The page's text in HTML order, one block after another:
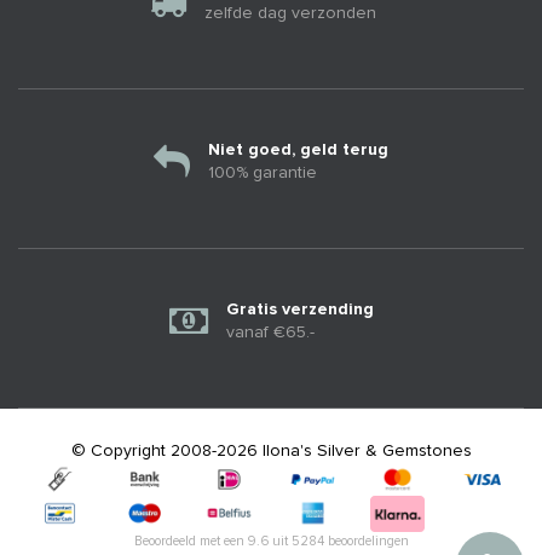
zelfde dag verzonden
Niet goed, geld terug
100% garantie
Gratis verzending
vanaf €65.-
© Copyright 2008-2026 Ilona's Silver & Gemstones
Beoordeeld met een 9.6uit 5284beoordelingen